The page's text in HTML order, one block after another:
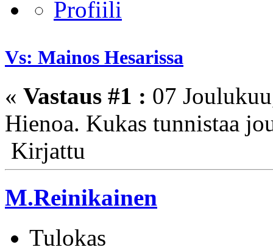
Vs: Mainos Hesarissa
« Vastaus #1 : 07
Hienoa. Kukas tunnistaa
Kirjattu
M.Reinikainen
Tulokas